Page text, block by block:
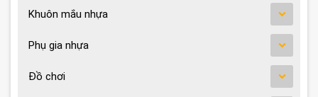
Khuôn mắu nhựa
Phụ gia nhựa
Đồ chơi